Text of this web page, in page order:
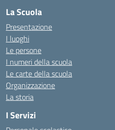
La Scuola
Presentazione
I luoghi
Le persone
I numeri della scuola
Le carte della scuola
Organizzazione
La storia
I Servizi